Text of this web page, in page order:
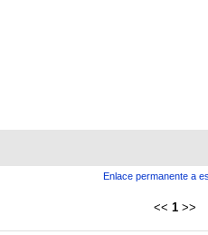
Enlace permanente a
<< 1 >>